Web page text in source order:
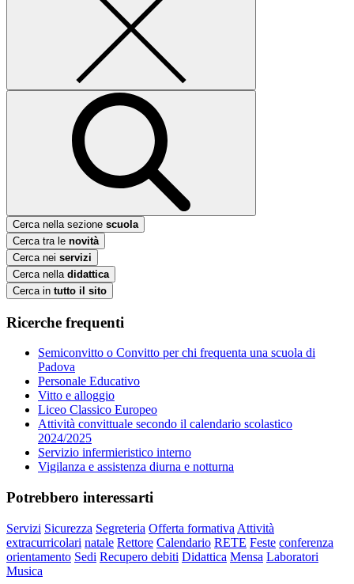
Cerca nella sezione scuola
Cerca tra le novità
Cerca nei servizi
Cerca nella didattica
Cerca in tutto il sito
Ricerche frequenti
Semiconvitto o Convitto per chi frequenta una scuola di
Padova
Personale Educativo
Vitto e alloggio
Liceo Classico Europeo
Attività convittuale secondo il calendario scolastico
2024/2025
Servizio infermieristico interno
Vigilanza e assistenza diurna e notturna
Potrebbero interessarti
Servizi Sicurezza Segreteria Offerta formativa Attività
extracurricolari natale Rettore Calendario RETE Feste conferenza
orientamento Sedi Recupero debiti Didattica Mensa Laboratori
Musica